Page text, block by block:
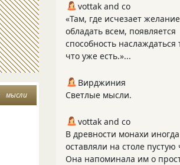
мысли
vottak and co
«Там, где исчезает желание
обладать всем, появляется
способность наслаждаться
что уже есть.»...
Вирджиния
Светлые мысли.
vottak and co
В древности монахи иногда
оставляли на столе пустую
Она напоминала им о